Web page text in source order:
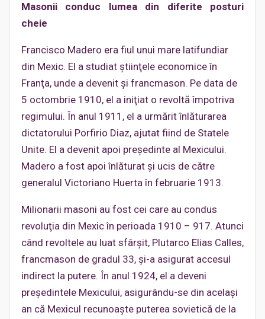
Masonii conduc lumea din diferite posturi
cheie
Francisco Madero era fiul unui mare latifundiar
din Mexic. El a studiat ştiinţele economice în
Franţa, unde a devenit şi francmason. Pe data de
5 octombrie 1910, el a iniţiat o revoltă împotriva
regimului. În anul 1911, el a urmărit înlăturarea
dictatorului Porfirio Diaz, ajutat fiind de Statele
Unite. El a devenit apoi preşedinte al Mexicului.
Madero a fost apoi înlăturat şi ucis de către
generalul Victoriano Huerta în februarie 1913.
Milionarii masoni au fost cei care au condus
revoluţia din Mexic în perioada 1910 – 917. Atunci
când revoltele au luat sfârşit, Plutarco Elias Calles,
francmason de gradul 33, şi-a asigurat accesul
indirect la putere. În anul 1924, el a deveni
preşedintele Mexicului, asigurându-se din acelaşi
an că Mexicul recunoaşte puterea sovietică de la